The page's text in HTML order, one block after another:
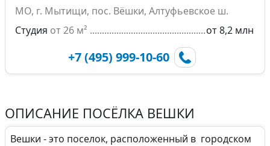
МО, г. Мытищи, пос. Вёшки, Алтуфьевское ш.
Студия от 26 м² от 8,2 млн
+7 (495) 999-10-60
ОПИСАНИЕ ПОСЁЛКА ВЕШКИ
Вешки - это поселок, расположенный в городском